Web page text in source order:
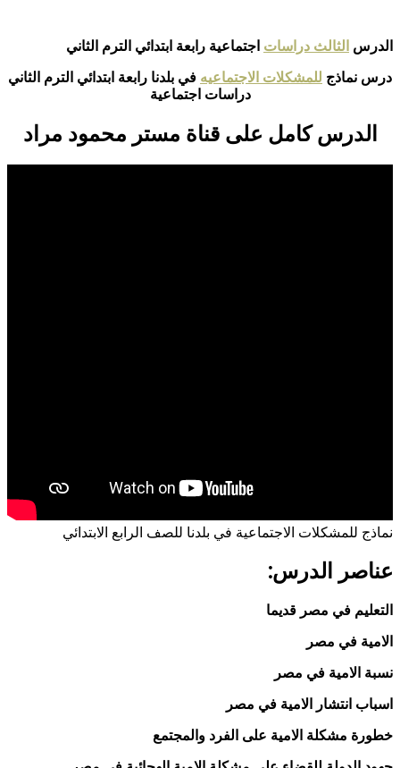
الدرس الثالث دراسات اجتماعية رابعة ابتدائي الترم الثاني
درس نماذج للمشكلات الاجتماعيه في بلدنا رابعة ابتدائي الترم الثاني
دراسات اجتماعية
الدرس كامل على قناة مستر محمود مراد
نماذج للمشكلات الاجتماعية في بلدنا للصف الرابع الابتدائي
عناصر الدرس:
التعليم في مصر قديما
الامية في مصر
نسبة الامية في مصر
اسباب انتشار الامية في مصر
خطورة مشكلة الامية على الفرد والمجتمع